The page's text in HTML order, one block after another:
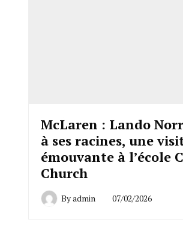
McLaren : Lando
à ses racines, une
émouvante à l’école
Church
Byadmin 07/02/2026